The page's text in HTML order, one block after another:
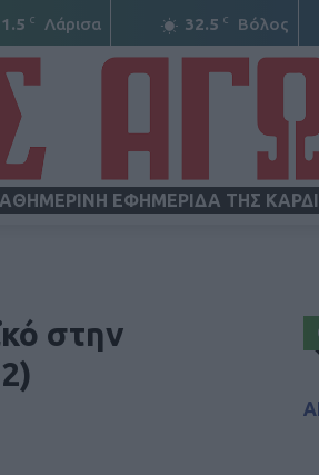
C Λάρισα 32.5 C Βόλος
ΕΦΗΜΕΡΙΔΑ ΤΗΣ
στην